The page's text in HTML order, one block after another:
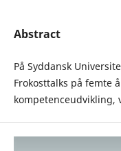
Abstract
På Syddansk
Frokosttalks på femte
kompetenceudvikling,